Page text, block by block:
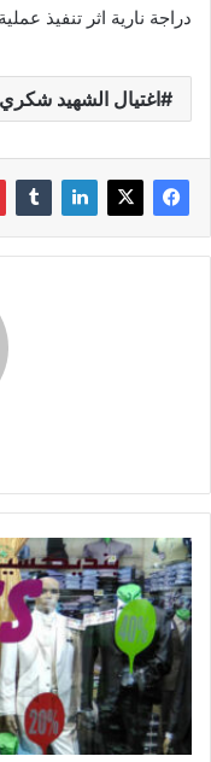
دراجة نارية اثر تنفيذ
اغتيال الشهيد شكري